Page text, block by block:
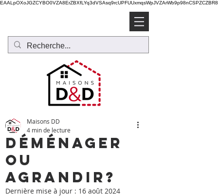
Déménager
ou
agrandir?
Maisons DD
4 min de lecture
Dernière mise à jour : 16 août 2024